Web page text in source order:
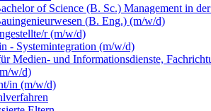
of Science (B. Sc.) Management in
(B. Eng.) (m/w/d)
r (m/w/d)
- Systemintegration (m/w/d)
Medien- und Informationsdienste,
w/d)
in (m/w/d)